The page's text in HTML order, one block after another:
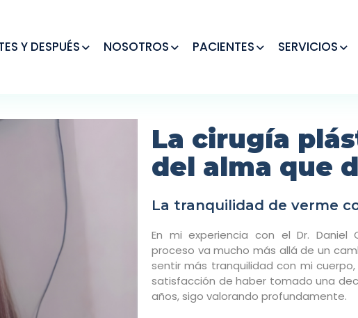
Y DESPUÉS NOSOTROS PACIENTES SERVICIOS
La cirugía
del alma que
La tranquilidad de verme
En mi experiencia con el Dr.
proceso va mucho más allá de un
sentir más tranquilidad con mi
satisfacción de haber tomado una
años, sigo valorando profundamente.